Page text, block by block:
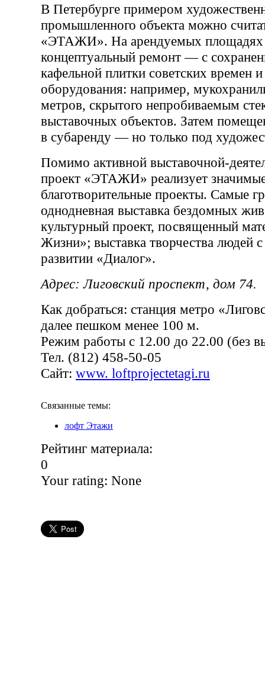
В Петербурге примером
промышленного объекта можно
«ЭТАЖИ». На арендуемых площадях
концептуальный ремонт — с
кафельной плитки советских времен
оборудования: например,
метров, скрытого непробиваемым
выставочных объектов. Затем
в субаренду — но только под
Помимо активной выставочной-
проект «ЭТАЖИ» реализует
благотворительные проекты. Самые
однодневная выставка бездомных
культурный проект, посвященный
Жизни»; выставка творчества людей
развитии «Диалог».
Адрес: Лиговский проспект, дом 74.
Как добраться: станция метро
далее пешком менее 100 м.
Режим работы с 12.00 до 22.00 (без
Тел. (812) 458-50-05
Сайт: www. loftprojectetagi.ru
Связанные темы:
лофт Этажи
Рейтинг материала:
0
Your rating: None